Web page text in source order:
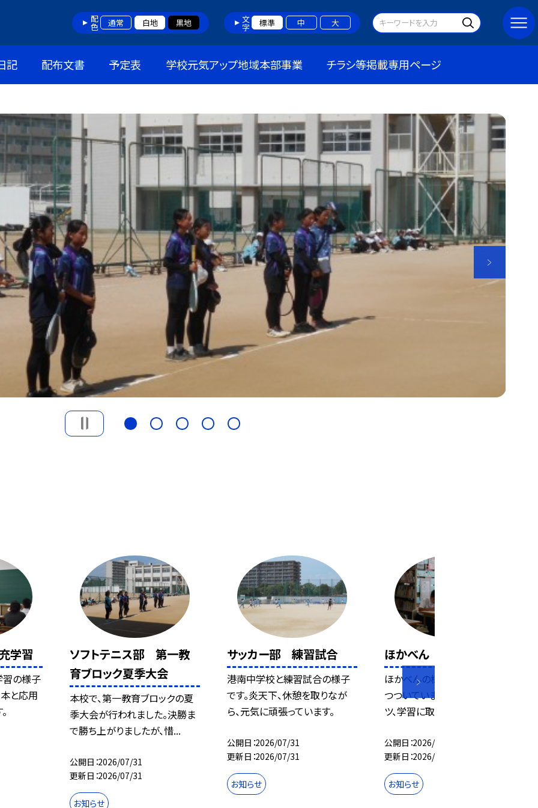
配色 通常 白地 黒地 文字 標準 中 大
記 配布文書 予定表 学校元気アップ地域本部事業 チラシ等掲載専用ページ
学習
の様子
と応用
ソフトテニス部 第一教
育ブロック夏季大会
本校で、第一教育ブロックの夏
季大会が行われました。決勝ま
で勝ち上がりましたが、惜...
公開日 2026/07/31
更新日 2026/07/31
お知らせ
サッカー部 練習試合
港南中学校と練習試合の様子
です。炎天下、休憩を取りなが
ら、元気に頑張っています。
公開日 2026/07/31
更新日 2026/07/31
お知らせ
ほかべん
ほかべんの様子です。暑い日が
つついていますが、毎日コツコ
ツ、学習に取り組んでいま...
公開日 2026/07/31
更新日 2026/07/31
お知らせ